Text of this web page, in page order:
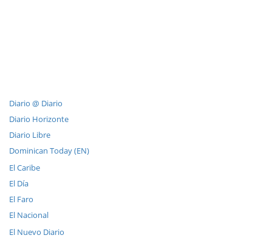
Diario @ Diario
Diario Horizonte
Diario Libre
Dominican Today (EN)
El Caribe
El Día
El Faro
El Nacional
El Nuevo Diario